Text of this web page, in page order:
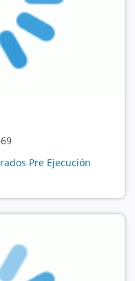
Pre Ejecución